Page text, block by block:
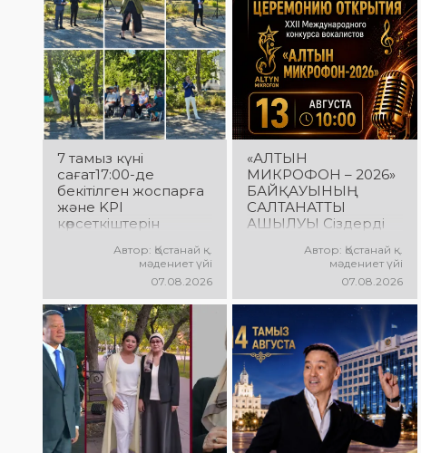
7 тамыз күні
сағат17:00-де
бекітілген жоспарға
және KPI
көрсеткіштерін
«Таза Қазақстан»
экологиялық
акциясына арналған
көшпелі концерт
Меңдіқара
ауданының Красная
Пресня ауылында
өткізілді
Автор: Қостанай қ.
мәдениет үйі
07.08.2026
«АЛТЫН
МИКРОФОН – 2026»
БАЙҚАУЫНЫҢ
САЛТАНАТТЫ
АШЫЛУЫ Сіздерді
«Алтын микрофон –
халықаралық
байқауының
салтанатты ашылу
рәсіміне шақырамыз!
Бұл күні түрлі
елдерден келген
талантты
орындаушылар бас
қосып, үлкен
шығармашылық
Автор: Қостанай қ.
мәдениет үйі
07.08.2026